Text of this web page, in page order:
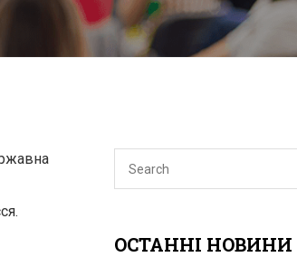
ОСТАННІ НОВИНИ